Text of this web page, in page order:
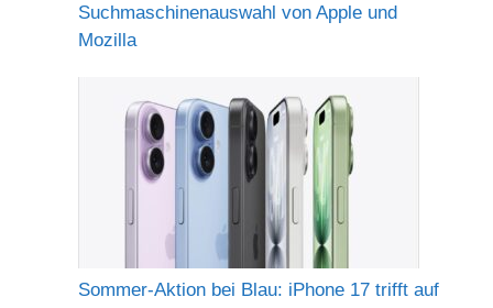
Suchmaschinenauswahl von Apple und
Mozilla
Sommer-Aktion bei Blau: iPhone 17 trifft auf